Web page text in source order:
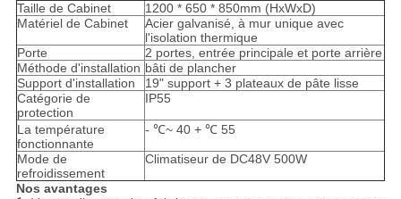
Taille de Cabinet
1200 * 650 * 850mm (HxWxD)
Matériel de Cabinet
Acier galvanisé, à mur unique avec
l'isolation thermique
Porte
2 portes, entrée principale et porte arrière
Méthode d'installation bâti de plancher
Support d'installation
19" support + 3 plateaux de pâte lisse
Catégorie de
protection
IP55
La température
fonctionnante
- ℃~ 40 + ℃ 55
Mode de
refroidissement
Climatiseur de DC48V 500W
Nos avantages